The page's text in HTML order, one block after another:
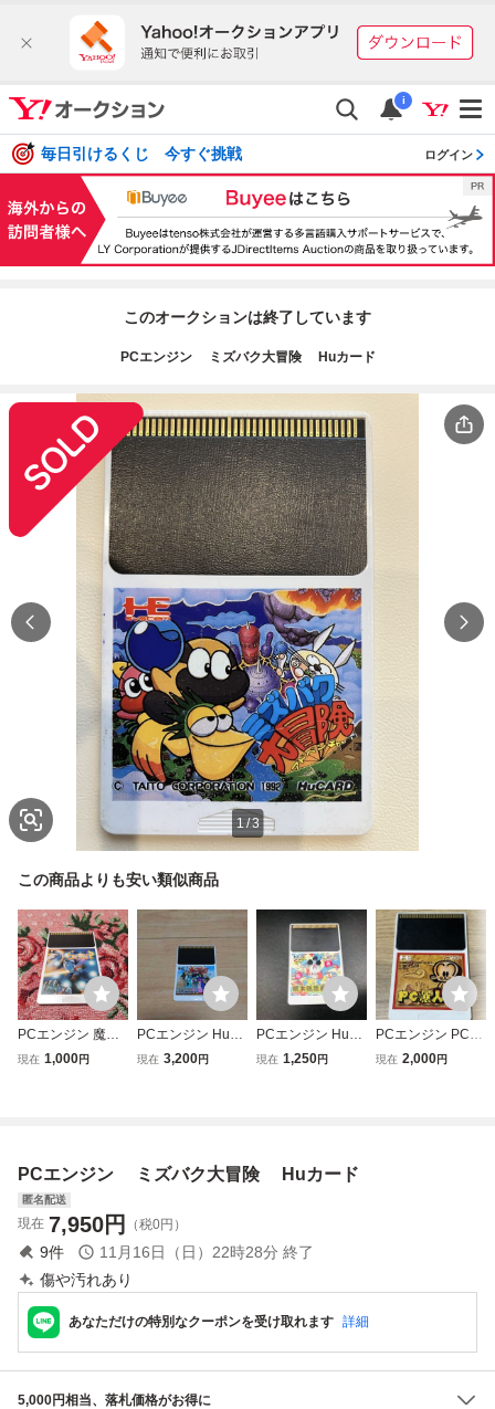
i
毎日引けるくじ 今すぐ挑戦 ログイン
このオークションは終了しています
PCエンジン ミズバク大冒険 Huカード
1/3
この商品よりも安い類似商品
PCエンジン 魔界
八犬伝
現在 1,000円
PCエンジン HuC
ARD 青いブリン
現在 3,200円
PCエンジン HuC
ARD 桃太郎活劇
現在 1,250円
PCエンジン PC原
人 Huカード ソフ
現在 2,000円
PCエンジン ミズバク大冒険 Huカード
匿名配送
現在 7,950円 （税0円）
9件 11月16日（日）22時28分 終了
傷や汚れあり
あなただけの特別なクーポンを受け取れます 詳細
5,000円相当、落札価格がお得に